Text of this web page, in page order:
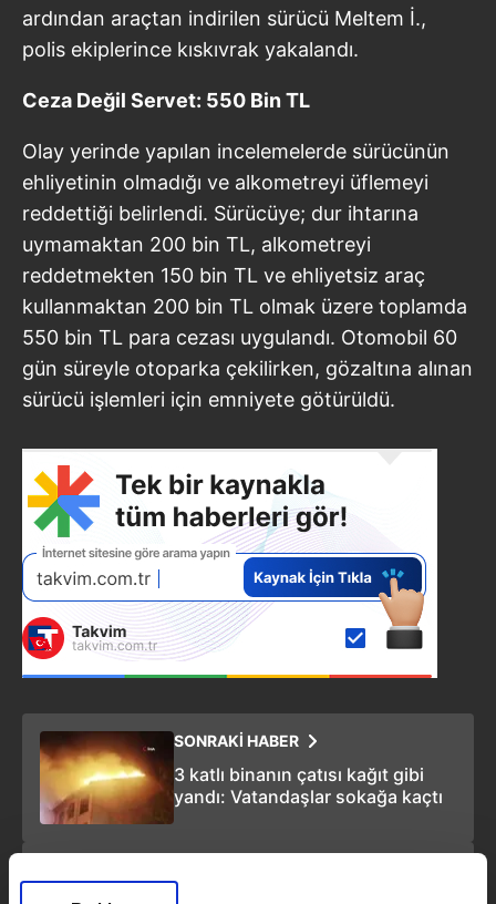
ardından araçtan indirilen sürücü Meltem İ.,
polis ekiplerince kıskıvrak yakalandı.
Ceza Değil Servet: 550 Bin TL
Olay yerinde yapılan incelemelerde sürücünün
ehliyetinin olmadığı ve alkometreyi üflemeyi
reddettiği belirlendi. Sürücüye; dur ihtarına
uymamaktan 200 bin TL, alkometreyi
reddetmekten 150 bin TL ve ehliyetsiz araç
kullanmaktan 200 bin TL olmak üzere toplamda
550 bin TL para cezası uygulandı. Otomobil 60
gün süreyle otoparka çekilirken, gözaltına alınan
sürücü işlemleri için emniyete götürüldü.
SONRAKİ HABER
3 katlı binanın çatısı kağıt gibi
yandı: Vatandaşlar sokağa kaçtı